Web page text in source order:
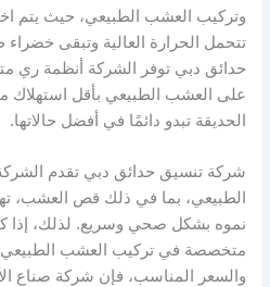
وتركيب العشب الطبيعي، حيث يتم
تتحمل الحرارة العالية وتبقى
حدائق دبي توفر الشركة أنظمة ري
على العشب الطبيعي بأقل استهلاك
الحديقة تبدو دائمًا في أفضل حالاتها.
شركة تنسيق حدائق دبي تقدم
الطبيعي، بما في ذلك قص العشب،
نموه بشكل صحي وسريع. لذلك،
متخصصة في تركيب العشب الطبيعي
والسعر المناسب، فإن شركة صناع